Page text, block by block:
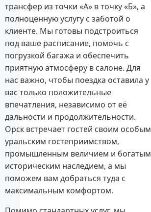
трансфер из точки «А» в точку «Б», а
полноценную услугу с заботой о
клиенте. Мы готовы подстроиться
под ваше расписание, помочь с
погрузкой багажа и обеспечить
приятную атмосферу в салоне. Для
нас важно, чтобы поездка оставила у
вас только положительные
впечатления, независимо от её
дальности и продолжительности.
Орск встречает гостей своим особым
уральским гостеприимством,
промышленным величием и богатым
историческим наследием, а мы
поможем вам добраться туда с
максимальным комфортом.